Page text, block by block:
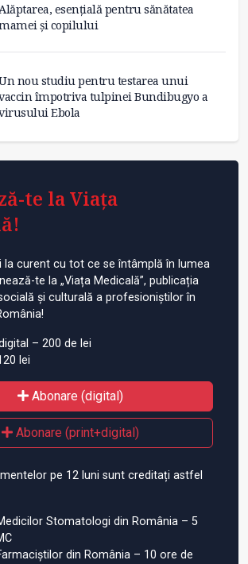
esențială pentru sănătatea
și copilului
nou studiu pentru testarea unui
împotriva tulpinei Bundibugyo a
Ebola
te la Viața
la curent cu tot ce se întâmplă în lumea
te la „Viața Medicală”, publicația
și culturală a profesioniștilor în
– 200 de lei
lei
Abonare (digital)
Abonare (print+digital)
pe 12 luni sunt creditați astfel
Stomatologi din România – 5
din România – 10 ore de